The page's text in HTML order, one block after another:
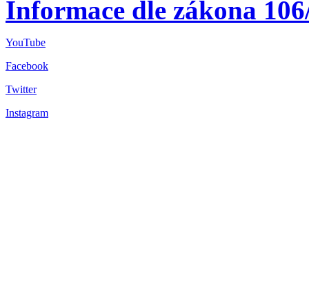
Informace dle zákona
YouTube
Facebook
Twitter
Instagram